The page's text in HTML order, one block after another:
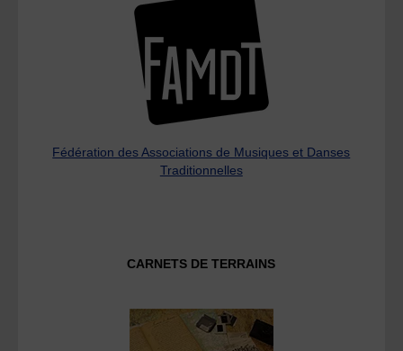
Fédération des Associations de Musiques et Danses
Traditionnelles
CARNETS DE TERRAINS